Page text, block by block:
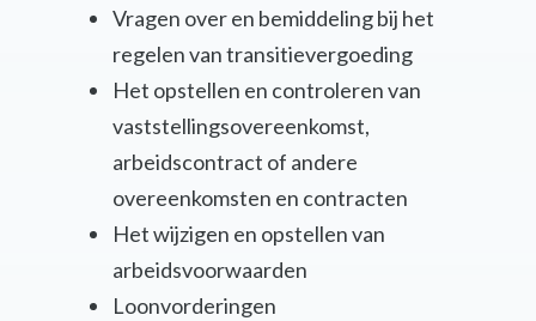
Vragen over en bemiddeling bij het
regelen van transitievergoeding
Het opstellen en controleren van
vaststellingsovereenkomst,
arbeidscontract of andere
overeenkomsten en contracten
Het wijzigen en opstellen van
arbeidsvoorwaarden
Loonvorderingen